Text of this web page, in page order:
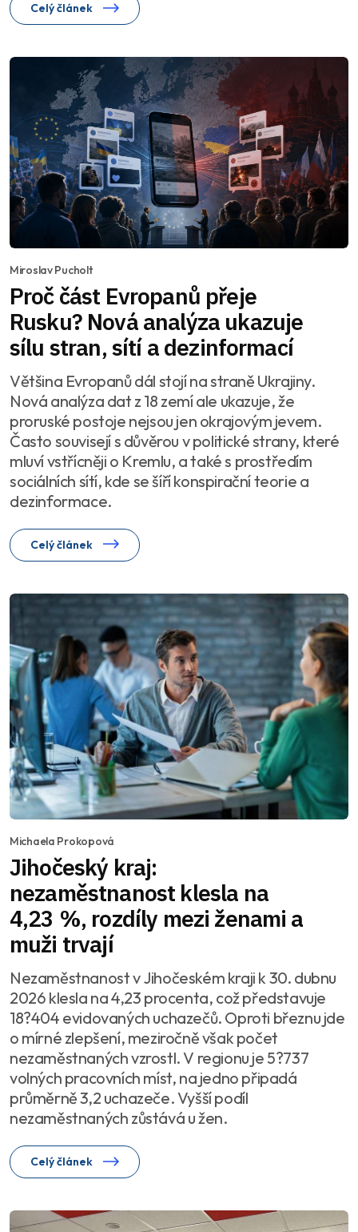
Celý článek
Miroslav Pucholt
Proč část Evropanů přeje
Rusku? Nová analýza ukazuje
sílu stran, sítí a dezinformací
Většina Evropanů dál stojí na straně Ukrajiny.
Nová analýza dat z 18 zemí ale ukazuje, že
proruské postoje nejsou jen okrajovým jevem.
Často souvisejí s důvěrou v politické strany, které
mluví vstřícněji o Kremlu, a také s prostředím
sociálních sítí, kde se šíří konspirační teorie a
dezinformace.
Celý článek
Michaela Prokopová
Jihočeský kraj:
nezaměstnanost klesla na
4,23 %, rozdíly mezi ženami a
muži trvají
Nezaměstnanost v Jihočeském kraji k 30. dubnu
2026 klesla na 4,23 procenta, což představuje
18?404 evidovaných uchazečů. Oproti březnu jde
o mírné zlepšení, meziročně však počet
nezaměstnaných vzrostl. V regionu je 5?737
volných pracovních míst, na jedno připadá
průměrně 3,2 uchazeče. Vyšší podíl
nezaměstnaných zůstává u žen.
Celý článek